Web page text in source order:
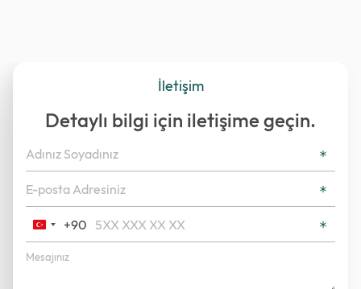
İletişim
Detaylı bilgi için iletişime geçin.
Turkey
+90
+90